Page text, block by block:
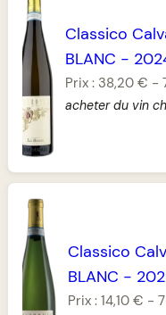
Classico
BLANC -
Prix : 38,20 € -
acheter du vin
Classico
BLANC -
Prix : 14,10 € -